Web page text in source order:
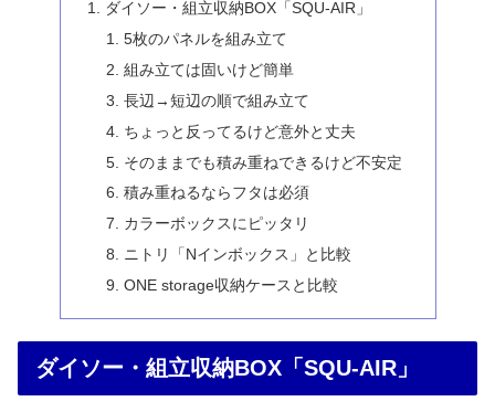
ダイソー・組立収納BOX「SQU-AIR」
5枚のパネルを組み立て
組み立ては固いけど簡単
長辺→短辺の順で組み立て
ちょっと反ってるけど意外と丈夫
そのままでも積み重ねできるけど不安定
積み重ねるならフタは必須
カラーボックスにピッタリ
ニトリ「Nインボックス」と比較
ONE storage収納ケースと比較
ダイソー・組立収納BOX「SQU-AIR」